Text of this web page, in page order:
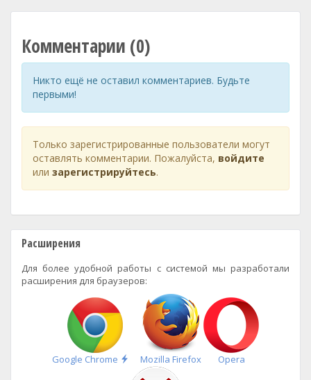
Комментарии (0)
Никто ещё не оставил комментариев. Будьте
первыми!
Только зарегистрированные пользователи могут
оставлять комментарии. Пожалуйста, войдите
или зарегистрируйтесь.
Расширения
Для более удобной работы с системой мы разработали
расширения для браузеров:
Google Chrome
Быстрая
установка
Mozilla Firefox Opera